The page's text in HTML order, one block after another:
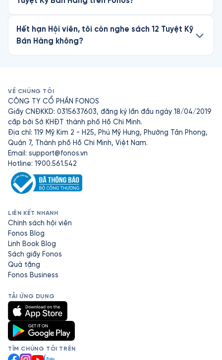
Hết hạn Hội viên, tôi còn nghe sách 12 Tuyệt Kỹ
Bán Hàng không?
VỀ CHÚNG TÔI
CÔNG TY CỔ PHẦN FONOS
Giấy CNĐKKD: 0315637603, đăng ký lần đầu ngày 18/04/2019
cấp bởi Sở KHĐT thành phố Hồ Chí Minh.
Địa chỉ: 119 Mỹ Kim 2 - H25, Phú Mỹ Hưng, Phường Tân Phong,
Quận 7, Thành phố Hồ Chí Minh, Việt Nam.
Email: support@fonos.vn
Hotline: 1900.561.542
LIÊN KẾT NHANH
Chính sách hội viên
Fonos Blog
Linh Book Blog
Sách giấy Fonos
Quà tặng
Fonos Business
TẢI ỨNG DỤNG
TÌM CHÚNG TÔI TRÊN